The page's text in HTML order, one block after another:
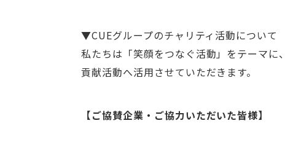
▼CUEグループのチャリティ活動について
私たちは「笑顔をつなぐ活動」をテーマ
貢献活動へ活用させていただきます。
【ご協賛企業・ご協力いただいた皆様】